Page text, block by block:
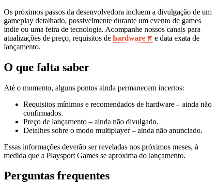
Os próximos passos da desenvolvedora incluem a divulgação de um
gameplay detalhado, possivelmente durante um evento de games
indie ou uma feira de tecnologia. Acompanhe nossos canais para
atualizações de preço, requisitos de hardware
e data exata de
lançamento.
O que falta saber
Até o momento, alguns pontos ainda permanecem incertos:
Requisitos mínimos e recomendados de hardware – ainda não
confirmados.
Preço de lançamento – ainda não divulgado.
Detalhes sobre o modo multiplayer – ainda não anunciado.
Essas informações deverão ser reveladas nos próximos meses, à
medida que a Playsport Games se aproxima do lançamento.
Perguntas frequentes